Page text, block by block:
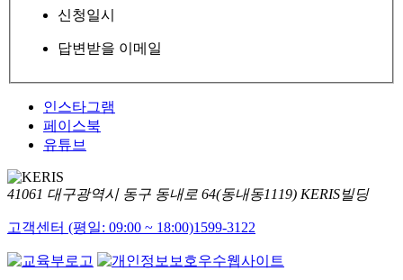
신청일시
답변받을 이메일
인스타그램
페이스북
유튜브
41061 대구광역시 동구 동내로 64(동내동1119) KERIS빌딩
고객센터 (평일: 09:00 ~ 18:00)1599-3122